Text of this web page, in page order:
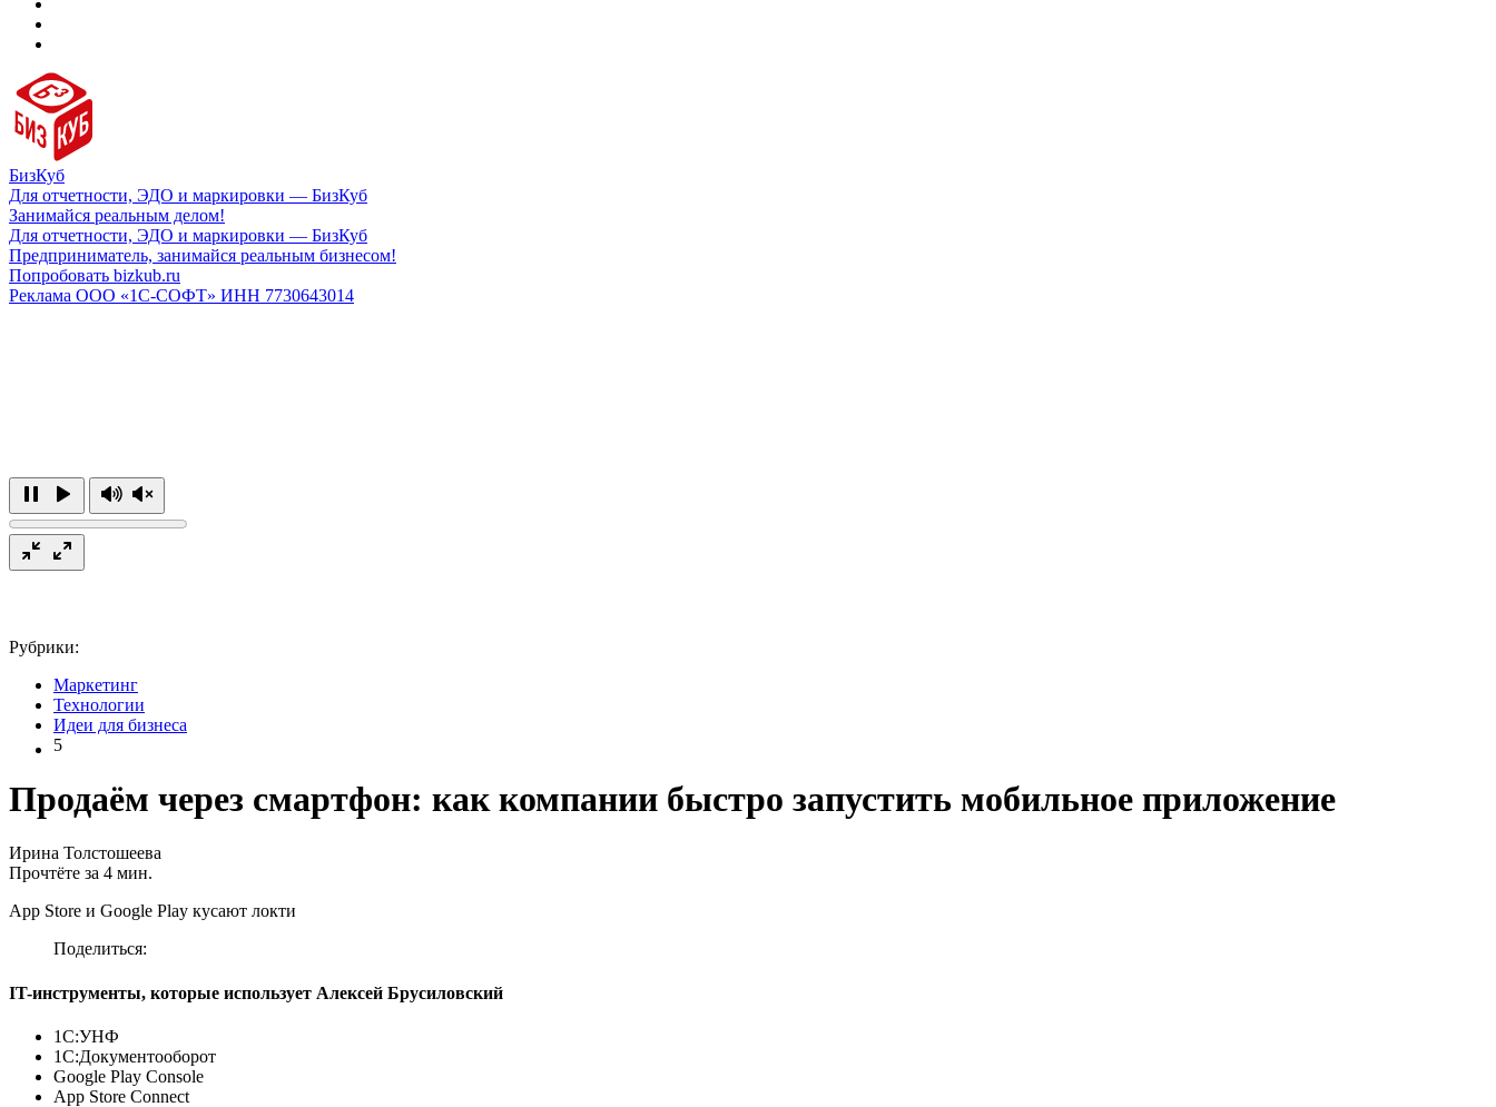
БизКуб
Для отчетности, ЭДО и маркировки — БизКуб
Занимайся реальным делом!
Для отчетности, ЭДО и маркировки — БизКуб
Предприниматель, занимайся реальным бизнесом!
Попробовать bizkub.ru
Реклама ООО «1С-СОФТ» ИНН 7730643014
Рубрики:
Маркетинг
Технологии
Идеи для бизнеса
5
Продаём через смартфон: как компании быстро запустить мобильное приложение
Ирина Толстошеева
Прочтёте за 4 мин.
App Store и Google Play кусают локти
Поделиться:
IT-инструменты, которые использует Алексей Брусиловский
1С:УНФ
1С:Документооборот
Google Play Console
App Store Connect